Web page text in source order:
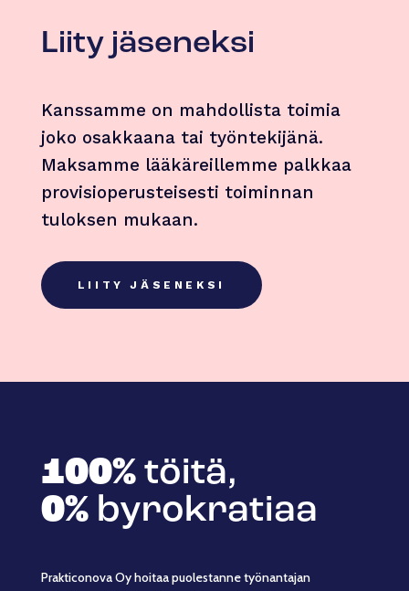
Liity jäseneksi
Kanssamme on mahdollista toimia
joko osakkaana tai työntekijänä.
Maksamme lääkäreillemme palkkaa
provisioperusteisesti toiminnan
tuloksen mukaan.
LIITY JÄSENEKSI
100%töitä,
0%byrokratiaa
Prakticonova Oy hoitaa puolestanne työnantajan